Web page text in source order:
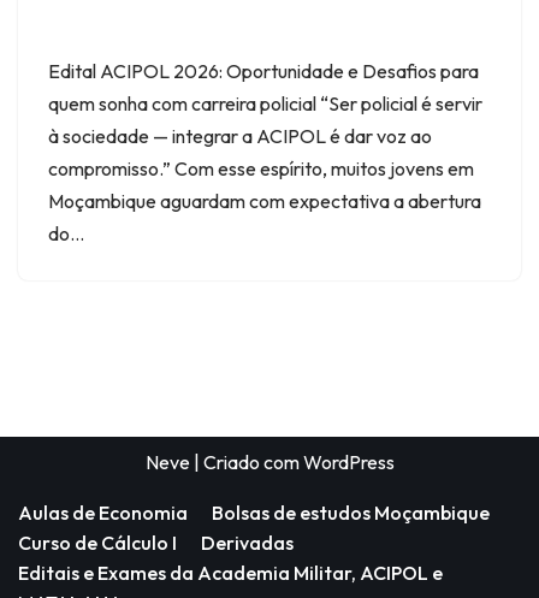
Edital ACIPOL 2026: Oportunidade e Desafios para
quem sonha com carreira policial “Ser policial é servir
à sociedade — integrar a ACIPOL é dar voz ao
compromisso.” Com esse espírito, muitos jovens em
Moçambique aguardam com expectativa a abertura
do…
Neve| Criado comWordPress
Aulas de Economia
Bolsas de estudos Moçambique
Curso de Cálculo I
Derivadas
Editais e Exames da Academia Militar, ACIPOL e